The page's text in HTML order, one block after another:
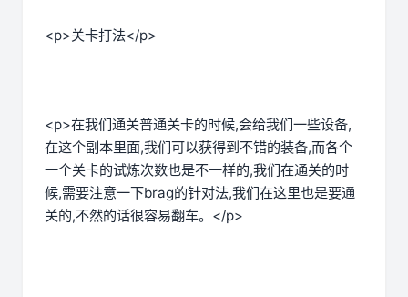
<p>关卡打法</p>
<p>在我们通关普通关卡的时候,会给我们一些设备,
在这个副本里面,我们可以获得到不错的装备,而各个
一个关卡的试炼次数也是不一样的,我们在通关的时
候,需要注意一下brag的针对法,我们在这里也是要通
关的,不然的话很容易翻车。</p>